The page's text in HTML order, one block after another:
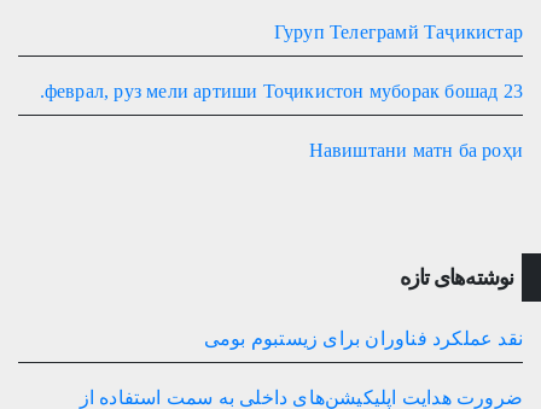
Гуруп Телеграмй Таҷикистар
23 феврал, руз мели артиши Тоҷикистон муборак бошад.
Навиштани матн ба роҳи
نوشته‌های تازه
نقد عملکرد فناوران برای زیستبوم بومی
ضرورت هدایت اپلیکیشن‌های داخلی به سمت استفاده از